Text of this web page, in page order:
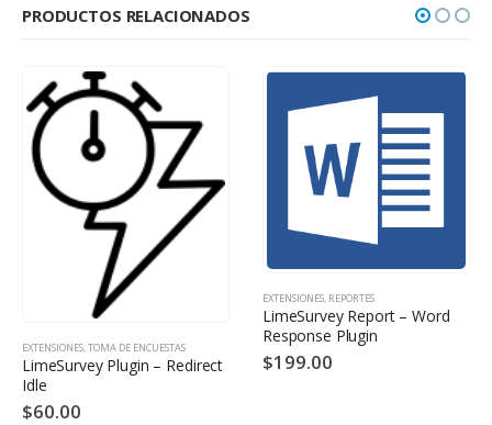
PRODUCTOS RELACIONADOS
EXTENSIONES,TOMA DE ENCUESTAS
LimeSurvey Plugin – Redirect
Idle
$60.00
EXTENSIONES, REPORTES
LimeSurvey Report – Word
Response Plugin
$199.00